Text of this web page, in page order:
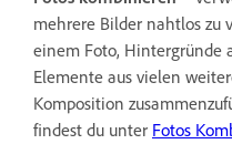
mehrere Bilder nahtlos zu
einem Foto, Hintergründe
Elemente aus vielen
Komposition
findest du unter Fotos